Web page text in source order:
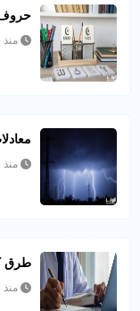
حروف
طرق